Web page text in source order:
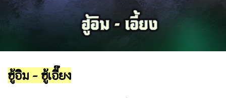
ฮู้อิม - ฮู้เอี๊ยง